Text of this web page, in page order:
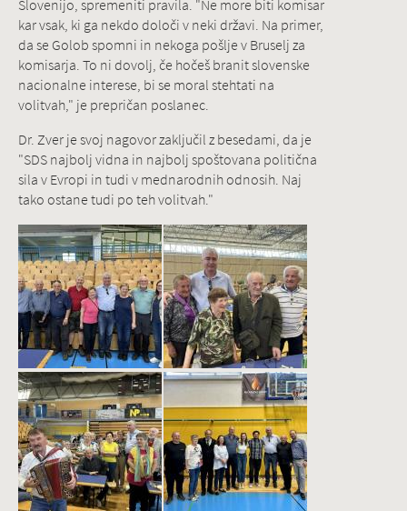
Slovenijo, spremeniti pravila. "Ne more biti komisar
kar vsak, ki ga nekdo določi v neki državi. Na primer,
da se Golob spomni in nekoga pošlje v Bruselj za
komisarja. To ni dovolj, če hočeš branit slovenske
nacionalne interese, bi se moral stehtati na
volitvah," je prepričan poslanec.
Dr. Zver je svoj nagovor zaključil z besedami, da je
"SDS najbolj vidna in najbolj spoštovana politična
sila v Evropi in tudi v mednarodnih odnosih. Naj
tako ostane tudi po teh volitvah."